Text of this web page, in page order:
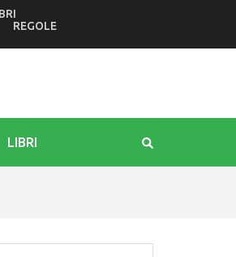
la proficua collaborazione
REGOLE
LIBRI